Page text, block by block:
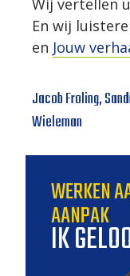
Wij vertellen
En wij
en Jouw
Jacob Froling,
Wieleman
WERKEN
AANPAK
IK